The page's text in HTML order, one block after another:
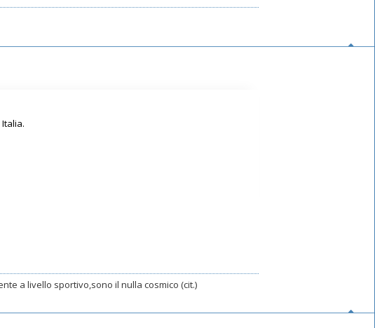
a livello sportivo,sono il nulla cosmico (cit.)